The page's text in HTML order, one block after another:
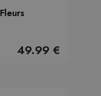
49.99 €